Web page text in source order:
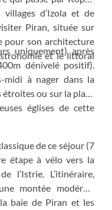
d’Izola et de
Piran, située sur
pour son architecture
et le littoral
uniquement) après
dénivelé positif).
midi à nager dans la
ou sur la place
églises de cette
de ce séjour (7
étape à vélo vers la
l’Istrie. L’itinéraire,
montée modérée,
baie de Piran et les